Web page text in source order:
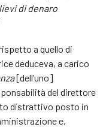
di denaro
a quello di
deduceva, a carico
[dell’uno]
del direttore
distrattivo posto in
e,